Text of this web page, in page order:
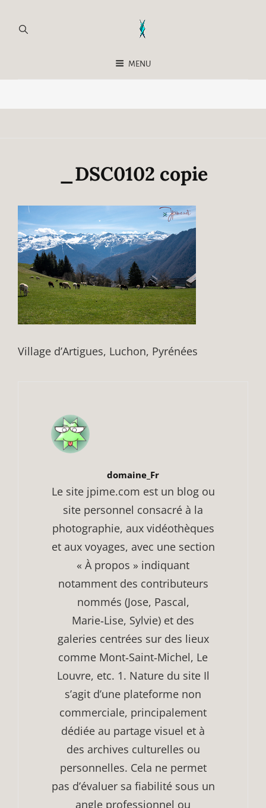
MENU
_DSC0102 copie
Village d’Artigues, Luchon, Pyrénées
Author:
domaine_Fr
Le site jpime.com est un blog ou
site personnel consacré à la
photographie, aux vidéothèques
et aux voyages, avec une section
« À propos » indiquant
notamment des contributeurs
nommés (Jose, Pascal,
Marie‑Lise, Sylvie) et des
galeries centrées sur des lieux
comme Mont‑Saint‑Michel, Le
Louvre, etc. 1. Nature du site Il
s’agit d’une plateforme non
commerciale, principalement
dédiée au partage visuel et à
des archives culturelles ou
personnelles. Cela ne permet
pas d’évaluer sa fiabilité sous un
angle professionnel ou